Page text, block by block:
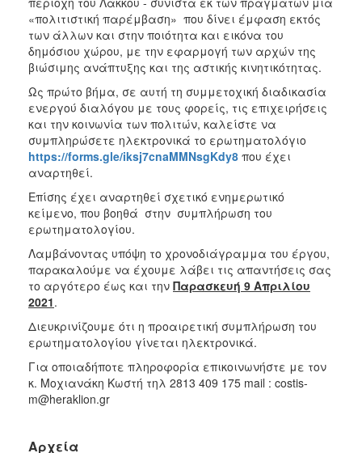
«πολιτιστική παρέμβαση» που δίνει έμφαση εκτός
των άλλων και στην ποιότητα και εικόνα του
δημόσιου χώρου, με την εφαρμογή των αρχών της
βιώσιμης ανάπτυξης και της αστικής κινητικότητας.
Ως πρώτο βήμα, σε αυτή τη συμμετοχική διαδικασία
ενεργού διαλόγου με τους φορείς, τις επιχειρήσεις
και την κοινωνία των πολιτών, καλείστε να
συμπληρώσετε ηλεκτρονικά το ερωτηματολόγιο
https://forms.gle/iksj7cnaMMNsgKdy8 που έχει
αναρτηθεί.
Επίσης έχει αναρτηθεί σχετικό ενημερωτικό
κείμενο, που βοηθά στην συμπλήρωση του
ερωτηματολογίου.
Λαμβάνοντας υπόψη το χρονοδιάγραμμα του έργου,
παρακαλούμε να έχουμε λάβει τις απαντήσεις σας
το αργότερο έως και την Παρασκευή 9 Απριλίου
2021.
Διευκρινίζουμε ότι η προαιρετική συμπλήρωση του
ερωτηματολογίου γίνεται ηλεκτρονικά.
Για οποιαδήποτε πληροφορία επικοινωνήστε με τον
κ. Μοχιανάκη Κωστή τηλ 2813 409 175 mail : costis-
m@heraklion.gr
Αρχεία